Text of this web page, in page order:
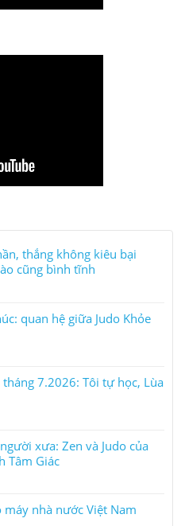
thắng không kiêu bại
cũng bình tĩnh
quan hệ giữa Judo Khỏe
7.2026: Tôi tự học, Lùa
xưa: Zen và Judo của
Tâm Giác
máy nhà nước Việt Nam